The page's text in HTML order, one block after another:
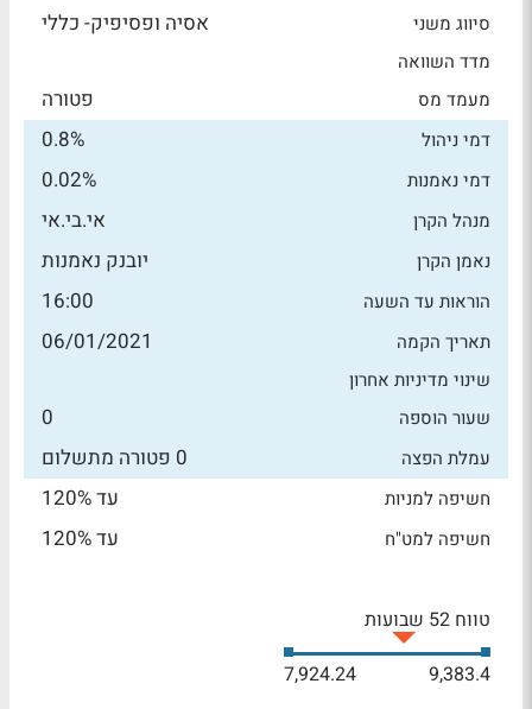
סיווג משני אסיה ופסיפיק- כללי
מדד השוואה
מעמד מס
פטורה
דמי ניהול 0.8%
דמי נאמנות 0.02%
מנהל הקרן אי.בי.אי
נאמן הקרן יובנק נאמנות
הוראות עד השעה 16:00
תאריך הקמה 06/01/2021
שינוי מדיניות אחרון
שעור הוספה
0
עמלת הפצה 0 פטורה מתשלום
חשיפה למניות עד 120%
חשיפה למט"ח עד 120%
טווח 52 שבועות
9,383.4
7,924.24